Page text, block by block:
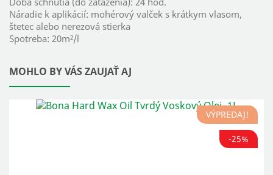
Náradie k aplikácií: mohérový valček s krátkym vlasom,
štetec alebo nerezová stierka
Spotreba: 20m²/l
MOHLO BY VÁS ZAUJAŤ AJ
VÝPREDAJ!
-25%